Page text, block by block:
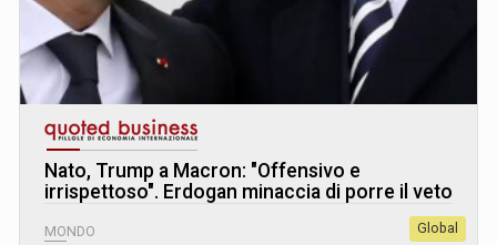
Nato, Trump a Macron: "Offensivo e
irrispettoso". Erdogan minaccia di porre il veto
MONDO Global